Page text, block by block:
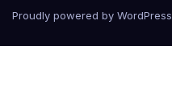
Proudly powered by WordPress